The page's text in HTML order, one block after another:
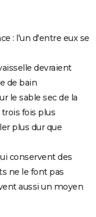
: l'un d'entre eux se
devraient
de bain
le sable sec de la
fois plus
plus dur que
conservent des
ne le font pas
aussi un moyen